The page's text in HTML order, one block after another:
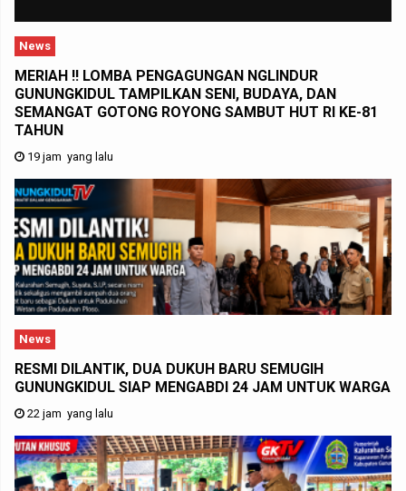
News
MERIAH !! LOMBA PENGAGUNGAN NGLINDUR
GUNUNGKIDUL TAMPILKAN SENI, BUDAYA, DAN
SEMANGAT GOTONG ROYONG SAMBUT HUT RI KE-81
TAHUN
19 jam yang lalu
News
RESMI DILANTIK, DUA DUKUH BARU SEMUGIH
GUNUNGKIDUL SIAP MENGABDI 24 JAM UNTUK WARGA
22 jam yang lalu